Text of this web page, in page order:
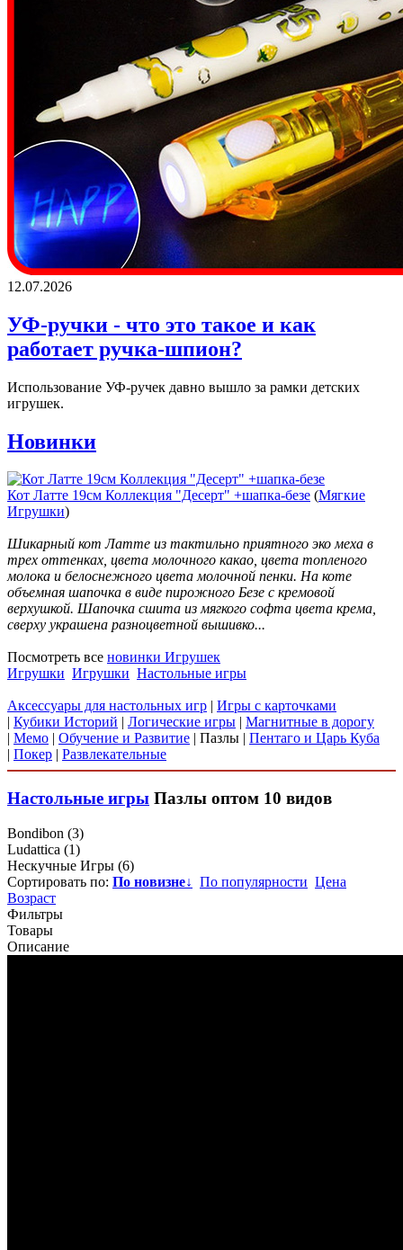
12.07.2026
УФ-ручки - что это такое и как
работает ручка-шпион?
Использование УФ-ручек давно вышло за рамки детских
игрушек.
Новинки
Кот Латте 19см Коллекция "Десерт" +шапка-безе (Мягкие
Игрушки)
Шикарный кот Латте из тактильно приятного эко меха в
трех оттенках, цвета молочного какао, цвета топленого
молока и белоснежного цвета молочной пенки. На коте
объемная шапочка в виде пирожного Безе с кремовой
верхушкой. Шапочка сшита из мягкого софта цвета крема,
сверху украшена разноцветной вышивко...
Посмотреть все новинки Игрушек
Игрушки Игрушки Настольные игры
Аксессуары для настольных игр | Игры с карточками
| Кубики Историй | Логические игры | Магнитные в дорогу
| Мемо | Обучение и Развитие | Пазлы | Пентаго и Царь Куба
| Покер | Развлекательные
Настольные игры Пазлы оптом 10 видов
Bondibon (3)
Ludattica (1)
Нескучные Игры (6)
Сортировать по: По новизне↓ По популярности Цена
Возраст
Фильтры
Товары
Описание